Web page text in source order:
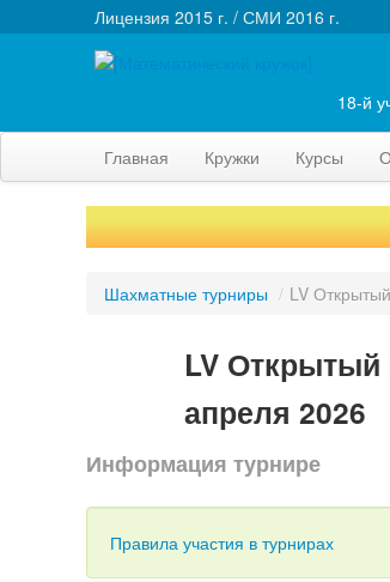
Лицензия 2015 г. / СМИ 2016 г.
18-й
Главная Кружки Курсы
Шахматные турниры / LV
LV
апреля 2026
Информация турнире
Правила участия в турнирах